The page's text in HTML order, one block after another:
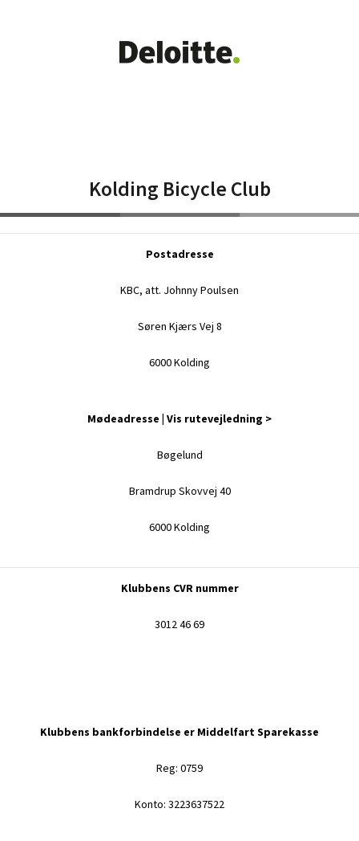
Kolding Bicycle Club
Postadresse
KBC, att. Johnny Poulsen
Søren Kjærs Vej 8
6000 Kolding
Mødeadresse | Vis rutevejledning >
Bøgelund
Bramdrup Skovvej 40
6000 Kolding
Klubbens CVR nummer
3012 46 69
Klubbens bankforbindelse er Middelfart Sparekasse
Reg: 0759
Konto: 3223637522